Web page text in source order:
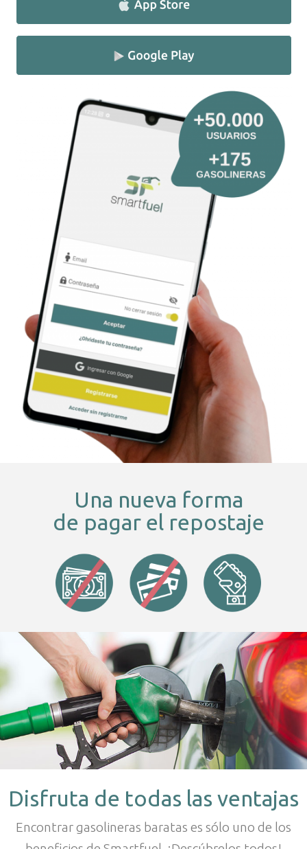
Una nueva forma
de pagar el repostaje
Disfruta de todas las ventajas
Encontrar gasolineras baratas es sólo uno de los